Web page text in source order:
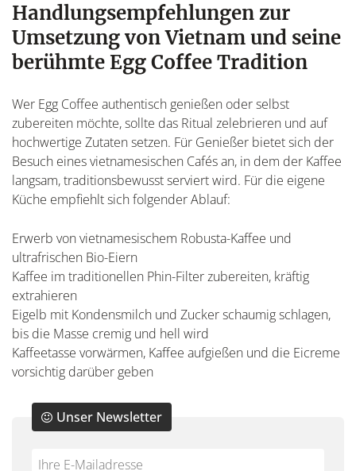
Handlungsempfehlungen zur
Umsetzung von Vietnam und seine
berühmte Egg Coffee Tradition
Wer Egg Coffee authentisch genießen oder selbst
zubereiten möchte, sollte das Ritual zelebrieren und auf
hochwertige Zutaten setzen. Für Genießer bietet sich der
Besuch eines vietnamesischen Cafés an, in dem der Kaffee
langsam, traditionsbewusst serviert wird. Für die eigene
Küche empfiehlt sich folgender Ablauf:
Erwerb von vietnamesischem Robusta-Kaffee und
ultrafrischen Bio-Eiern
Kaffee im traditionellen Phin-Filter zubereiten, kräftig
extrahieren
Eigelb mit Kondensmilch und Zucker schaumig schlagen,
bis die Masse cremig und hell wird
Kaffeetasse vorwärmen, Kaffee aufgießen und die Eicreme
vorsichtig darüber geben
Do
Unser Newsletter
*Ihre